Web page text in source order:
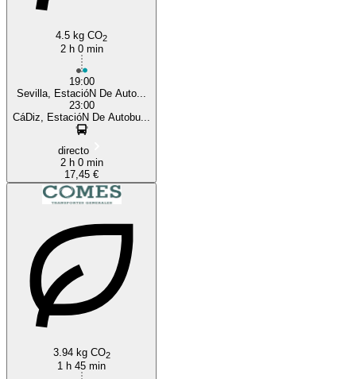
4.5 kg CO2
2 h 0 min
19:00
Sevilla, EstacióN De Auto...
23:00
CáDiz, EstacióN De Autobu...
directo
2 h 0 min
17,45 €
3.94 kg CO2
1 h 45 min